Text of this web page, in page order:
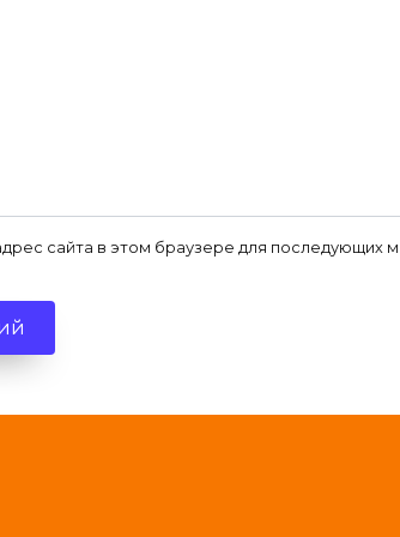
сайта в этом браузере для последующих